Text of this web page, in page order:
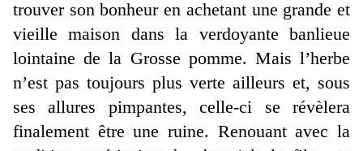
trouver son bonheur en achetant une grande et
vieille maison dans la verdoyante banlieue
lointaine de la Grosse pomme. Mais l’herbe
n’est pas toujours plus verte ailleurs et, sous
ses allures pimpantes, celle-ci se révèlera
finalement être une ruine. Renouant avec la